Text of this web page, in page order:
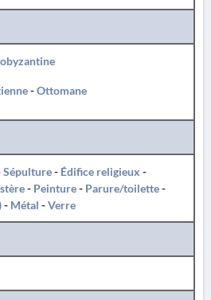
-Ottomane
Sépulture- Édifice religieux -
- Peinture- Parure/toilette-
- Métal -Verre